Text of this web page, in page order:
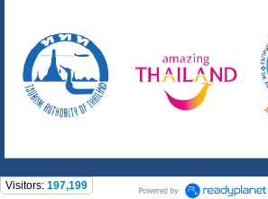
Visitors: 197,199